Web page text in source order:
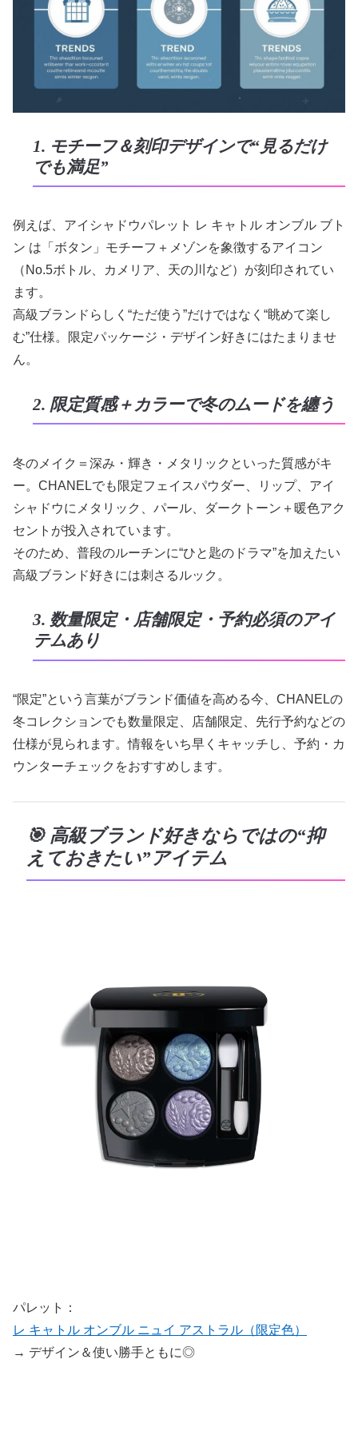
1. モチーフ＆刻印デザインで“見るだけ
でも満足”
例えば、アイシャドウパレット レ キャトル オンブル ブト
ン は「ボタン」モチーフ＋メゾンを象徴するアイコン
（No.5ボトル、カメリア、天の川など）が刻印されてい
ます。
高級ブランドらしく“ただ使う”だけではなく“眺めて楽し
む”仕様。限定パッケージ・デザイン好きにはたまりませ
ん。
2. 限定質感＋カラーで冬のムードを纏う
冬のメイク＝深み・輝き・メタリックといった質感がキ
ー。CHANELでも限定フェイスパウダー、リップ、アイ
シャドウにメタリック、パール、ダークトーン＋暖色アク
セントが投入されています。
そのため、普段のルーチンに“ひと匙のドラマ”を加えたい
高級ブランド好きには刺さるルック。
3. 数量限定・店舗限定・予約必須のアイ
テムあり
“限定”という言葉がブランド価値を高める今、CHANELの
冬コレクションでも数量限定、店舗限定、先行予約などの
仕様が見られます。情報をいち早くキャッチし、予約・カ
ウンターチェックをおすすめします。
🎯 高級ブランド好きならではの“抑
えておきたい”アイテム
パレット：
レ キャトル オンブル ニュイ アストラル（限定色）
→ デザイン＆使い勝手ともに◎